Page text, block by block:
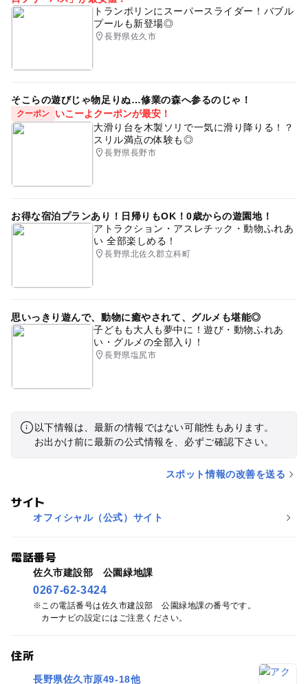
トランポリンにスーパースライダー！バブル
プールも新登場◎
長野県佐久市
そこらの遊びじゃ物足りぬ…修業の森へ参るのじゃ！
クーポン
いこーよクーポンが最安！
大滑り台を木製ソリで一気に滑り降りる！？
スリル満点の体験も◎
長野県長野市
お得な宿泊プランあり！日帰りもOK！0歳からの遊園地！
アトラクション・アスレチック・動物ふれあ
い 全部楽しめる！
長野県北佐久郡立科町
思いっきり遊んで、動物に癒やされて、グルメも堪能◎
子どもも大人も夢中に！遊び・動物ふれあ
い・グルメの全部入り！
長野県塩尻市
以下情報は、最新の情報ではない可能性もあります。
お出かけ前に最新の公式情報を、必ずご確認下さい。
スポット情報の改善を送る
サイト
オフィシャル（公式）サイト
電話番号
佐久市建設部 公園緑地課
0267-62-3424
この電話番号は佐久市建設部 公園緑地課の番号です。
カーナビの設定にはご注意ください。
住所
長野県佐久市原49-18他